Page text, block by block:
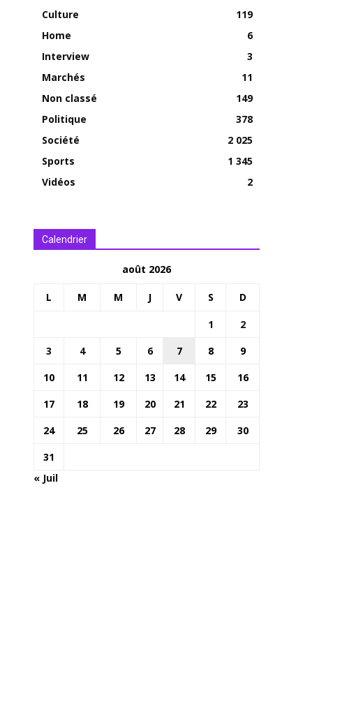
Culture
119
Home
6
Interview
3
Marchés
11
Non classé
149
Politique
378
Société
2 025
Sports
1 345
Vidéos
2
Calendrier
août 2026
L M M J V S D
1
2
3
4 5 6 7 8
9
10
11 12 13 14 15
16
17
18 19 20 21 22
23
24
25 26 27 28 29
30
31
« Juil